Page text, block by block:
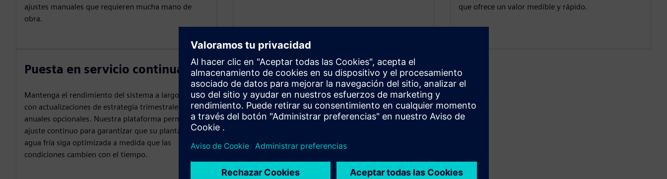
ajustes manuales que requieren mucha mano de
obra.
que ofrece un valor medible y rápido.
Puesta en servicio continua.
Mantenga el rendimiento del sistema a largo plazo
con actualizaciones de estrategia trimestrales o
anuales opcionales. Nuestra plataforma permite un
ajuste continuo para garantizar que su planta de
agua fría siga optimizada a medida que las
condiciones cambien con el tiempo.
Despliegue ultraligero y táctil
Con un tiempo de configuración típico de solo un
mes, la solución está diseñada pensando en la
sencillez y la velocidad. No se requieren cajas negras,
Simplemente utilice lo que hay en el sitio de forma